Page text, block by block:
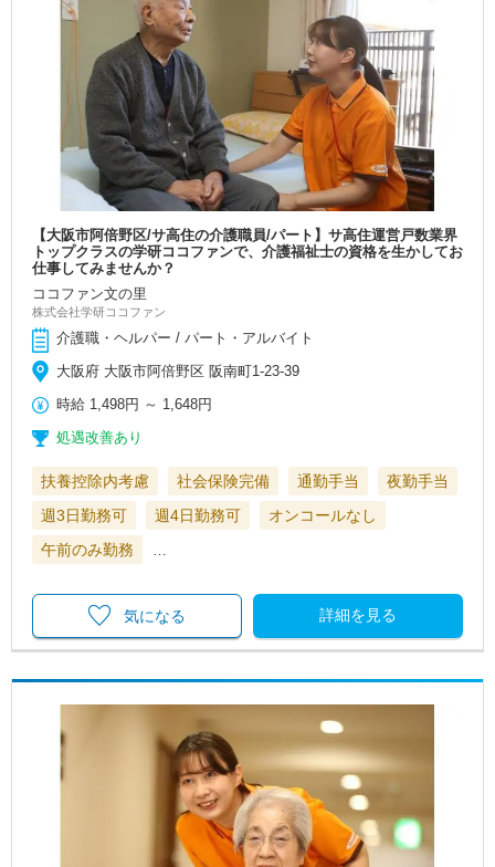
【大阪市阿倍野区/サ高住の介護職員/パート】サ高住運営戸数業界
トップクラスの学研ココファンで、介護福祉士の資格を生かしてお
仕事してみませんか？
ココファン文の里
株式会社学研ココファン
介護職・ヘルパー / パート・アルバイト
大阪府 大阪市阿倍野区 阪南町1-23-39
時給 1,498円 ～ 1,648円
処遇改善あり
扶養控除内考慮 社会保険完備 通勤手当
夜勤手当
週3日勤務可
週4日勤務可
オンコールなし
午前のみ勤務
詳細を見る
気になる